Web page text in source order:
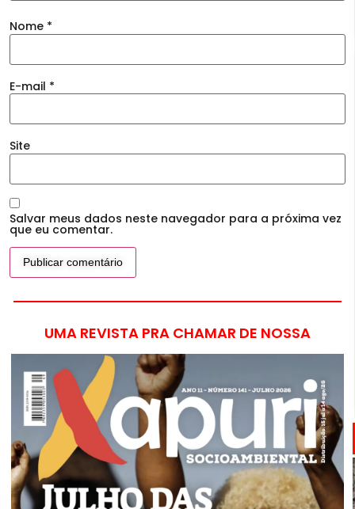
Nome *
E-mail *
Site
Salvar meus dados neste navegador para a próxima vez
que eu comentar.
UMA REVISTA PRA CHAMAR DE NOSSA